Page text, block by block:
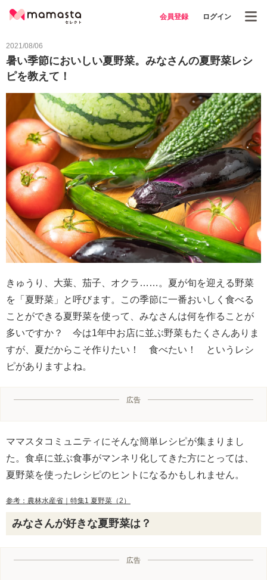
会員登録 ログイン
2021/08/06
暑い季節においしい夏野菜。みなさんの夏野菜レシ
ピを教えて！
きゅうり、大葉、茄子、オクラ……。夏が旬を迎える野菜
を「夏野菜」と呼びます。この季節に一番おいしく食べる
ことができる夏野菜を使って、みなさんは何を作ることが
多いですか？ 今は1年中お店に並ぶ野菜もたくさんありま
すが、夏だからこそ作りたい！ 食べたい！ というレシ
ピがありますよね。
広告
ママスタコミュニティにそんな簡単レシピが集まりまし
た。食卓に並ぶ食事がマンネリ化してきた方にとっては、
夏野菜を使ったレシピのヒントになるかもしれません。
参考：農林水産省｜特集1 夏野菜（2）
みなさんが好きな夏野菜は？
広告